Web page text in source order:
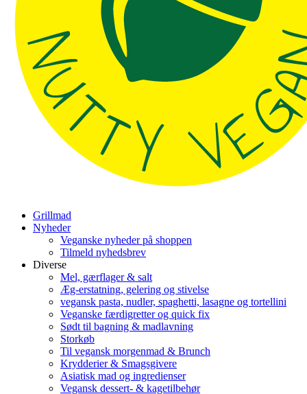
Grillmad
Nyheder
Veganske nyheder på shoppen
Tilmeld nyhedsbrev
Diverse
Mel, gærflager & salt
Æg-erstatning, gelering og stivelse
vegansk pasta, nudler, spaghetti, lasagne og tortellini
Veganske færdigretter og quick fix
Sødt til bagning & madlavning
Storkøb
Til vegansk morgenmad & Brunch
Krydderier & Smagsgivere
Asiatisk mad og ingredienser
Vegansk dessert- & kagetilbehør